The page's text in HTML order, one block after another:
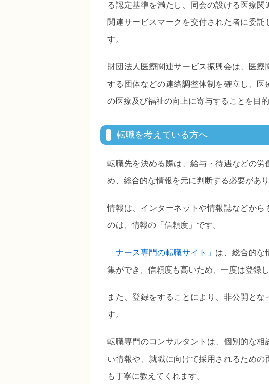
る認定基準を満たし、同会の設ける医療
関連サービスマークを交付された者に委
す。
財団法人医療関連サービス振興会は、医
する団体などの連絡調整体制を確立し、
の医療及び福祉の向上に寄与することを目
転職を考えている方へ
転職先を決める際は、給与・待遇などの
め、総合的な情報を元に判断する必要があり
情報は、インターネットや情報誌などか
のは、情報の「信頼度」です。
「ナース専門の転職サイト」 は、総合的な
集ができ、信頼度も高いため、一度は登録
また、登録をすることにより、非公開と
す。
転職専門のコンサルタントは、個別的な
い情報や、就職に向けて採用されるため
も丁寧に教えてくれます。